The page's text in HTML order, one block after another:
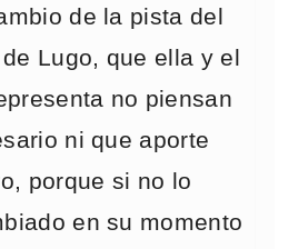
de la pista del
Lugo, que ella y el
no piensan
ni que aporte
porque si no lo
en su momento